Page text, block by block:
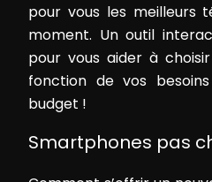
pour vous les meilleurs
moment. Un outil
pour vous aider à
fonction de vos
budget !
Smartphones pas